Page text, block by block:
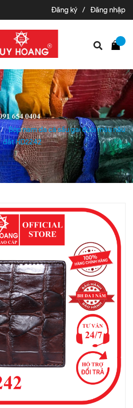
Đăng ký / Đăng nhập
/
Bóp nam da cá sấu gai đuôi màu nâu
đất HD2242